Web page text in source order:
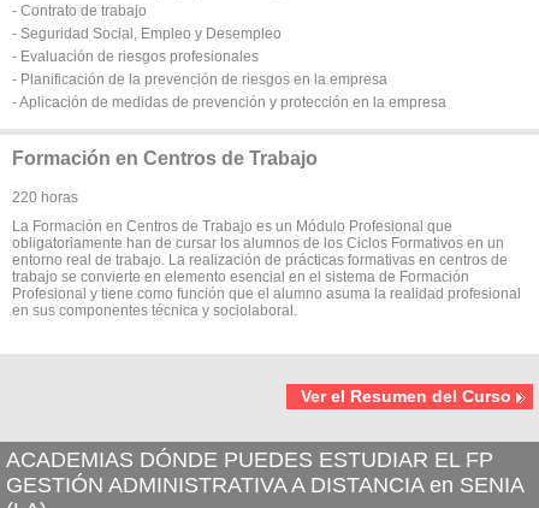
- Contrato de trabajo
- Seguridad Social, Empleo y Desempleo
- Evaluación de riesgos profesionales
- Planificación de la prevención de riesgos en la empresa
- Aplicación de medidas de prevención y protección en la empresa
Formación en Centros de Trabajo
220 horas
La Formación en Centros de Trabajo es un Módulo Profesional que
obligatoriamente han de cursar los alumnos de los Ciclos Formativos en un
entorno real de trabajo. La realización de prácticas formativas en centros de
trabajo se convierte en elemento esencial en el sistema de Formación
Profesional y tiene como función que el alumno asuma la realidad profesional
en sus componentes técnica y sociolaboral.
Ver el Resumen del Curso
ACADEMIAS DÓNDE PUEDES ESTUDIAR EL FP
GESTIÓN ADMINISTRATIVA A DISTANCIA en SENIA